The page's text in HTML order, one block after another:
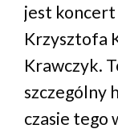
jest
Krzysztofa
Krawczyk.
szczególny
czasie tego